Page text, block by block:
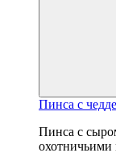
Пинса с
Пинса с
охотничьими